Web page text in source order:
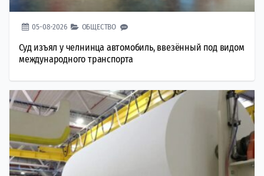
05-08-2026 ОБЩЕСТВО
Суд изъял у челнинца автомобиль, ввезённый под видом
международного транспорта